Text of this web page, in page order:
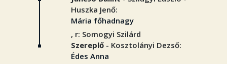
Huszka Jenő:
Mária főhadnagy
, r: Somogyi Szilárd
Szereplő - Kosztolányi Dezső:
Édes Anna